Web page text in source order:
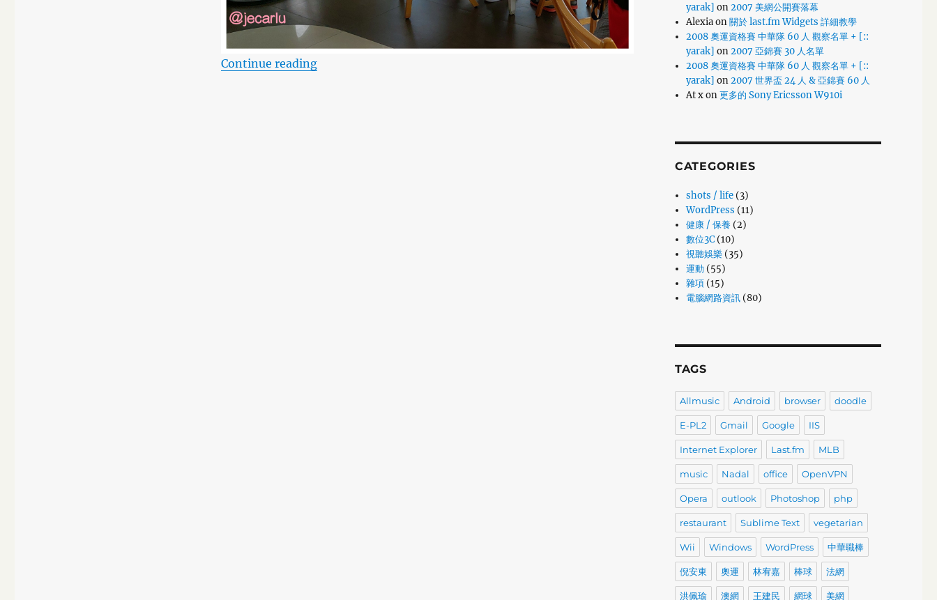
Continue reading“心鮮好素集有機超市 / VEGUE organic supermarket – Hemei, Changhua County”
yarak] on2007 美網公開賽落幕
Alexiaon關於 last.fm Widgets 詳細教學
2008 奧運資格賽 中華隊 60 人 觀察名單 + [::
yarak] on2007 亞錦賽 30 人名單
2008 奧運資格賽 中華隊 60 人 觀察名單 + [::
yarak] on2007 世界盃 24 人 & 亞錦賽 60 人
At xon更多的 Sony Ericsson W910i
CATEGORIES
shots / life (3)
WordPress (11)
健康 / 保養 (2)
數位3C (10)
視聽娛樂 (35)
運動 (55)
雜項 (15)
電腦網路資訊 (80)
TAGS
Allmusic Android browser doodle
E-PL2 Gmail Google IIS
Internet Explorer Last.fm MLB
music Nadal office OpenVPN
Opera outlook Photoshop php
restaurant Sublime Text vegetarian
Wii Windows WordPress 中華職棒
倪安東 奧運 林宥嘉 棒球 法網
洪佩瑜 澳網 王建民 網球 美網